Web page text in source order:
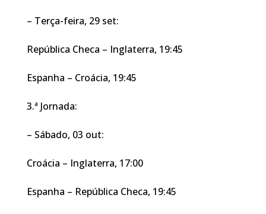
– Terça-feira, 29 set:
República Checa – Inglaterra, 19:45
Espanha – Croácia, 19:45
3.ª Jornada:
– Sábado, 03 out:
Croácia – Inglaterra, 17:00
Espanha – República Checa, 19:45